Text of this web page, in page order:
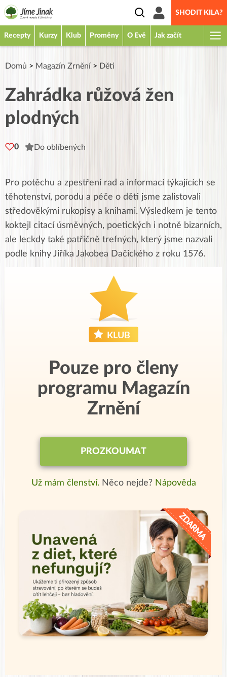
SHODIT KILA?
Recepty Kurzy Klub Proměny O Evě Jak začít
Domů > Magazín Zrnění > Děti
Zahrádka růžová žen
plodných
0 Do oblíbených
Pro potěchu a zpestření rad a informací týkajících se
těhotenství, porodu a péče o děti jsme zalistovali
středověkými rukopisy a knihami. Výsledkem je tento
koktejl citací úsměvných, poetických i notně bizarních,
ale leckdy také patřičně trefných, který jsme nazvali
podle knihy Jiříka Jakobea Dačického z roku 1576.
Pouze pro členy
programu Magazín
Zrnění
PROZKOUMAT
Už mám členství. Něco nejde? Nápověda